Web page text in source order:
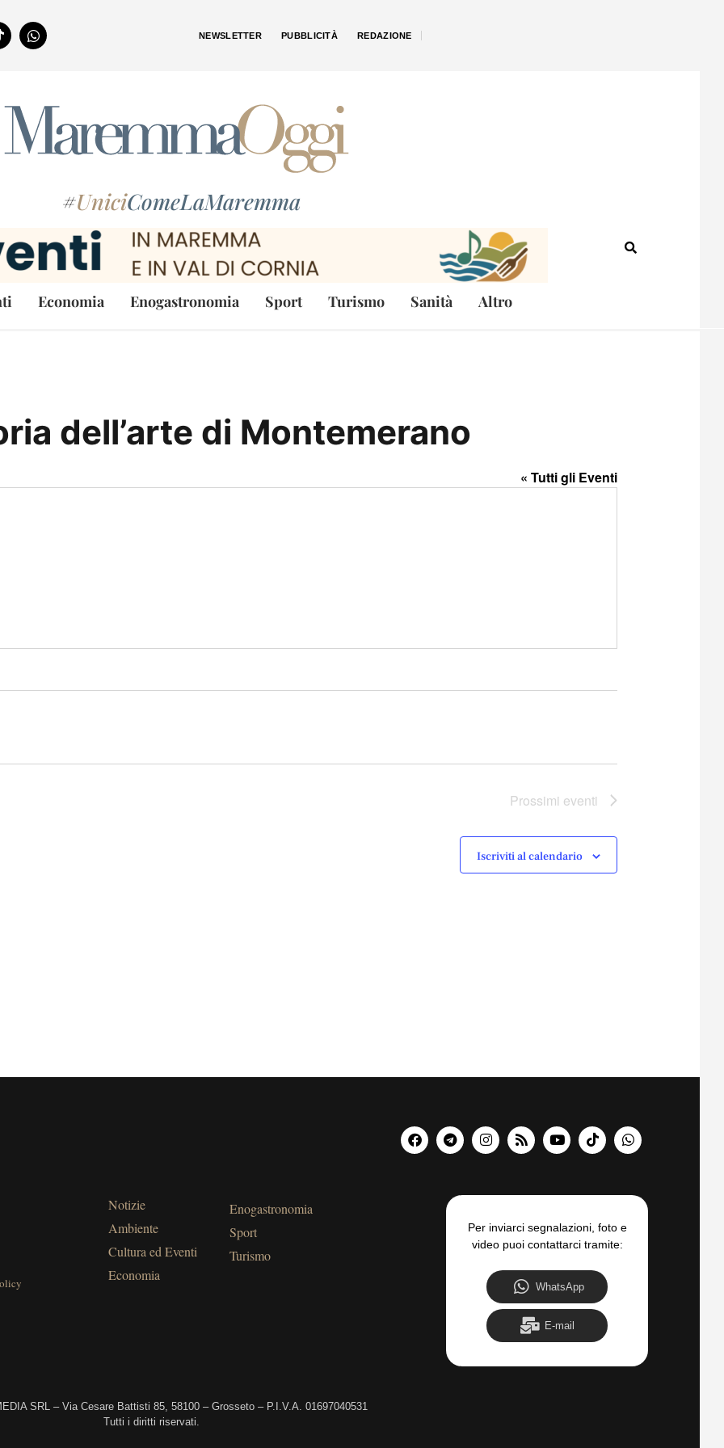
NEWSLETTER PUBBLICITÀ REDAZIONE
#UniciComeLaMaremma
Economia Enogastronomia Sport Turismo Sanità Altro
dell’arte di Montemerano
« Tutti gli Eventi
Prossimi eventi
Iscriviti al calendario
Notizie
Ambiente
Cultura ed Eventi
Economia
Enogastronomia
Sport
Turismo
Per inviarci segnalazioni, foto e
video puoi contattarci tramite:
WhatsApp
E-mail
SRL – Via Cesare Battisti 85, 58100 – Grosseto – P.I.V.A. 01697040531
Tutti i diritti riservati.